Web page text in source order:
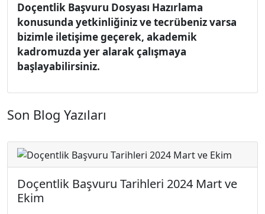
Doçentlik Başvuru Dosyası Hazırlama
konusunda yetkinliğiniz ve tecrübeniz varsa
bizimle iletişime geçerek, akademik
kadromuzda yer alarak çalışmaya
başlayabilirsiniz.
Son Blog Yazıları
Doçentlik Başvuru Tarihleri 2024 Mart ve
Ekim